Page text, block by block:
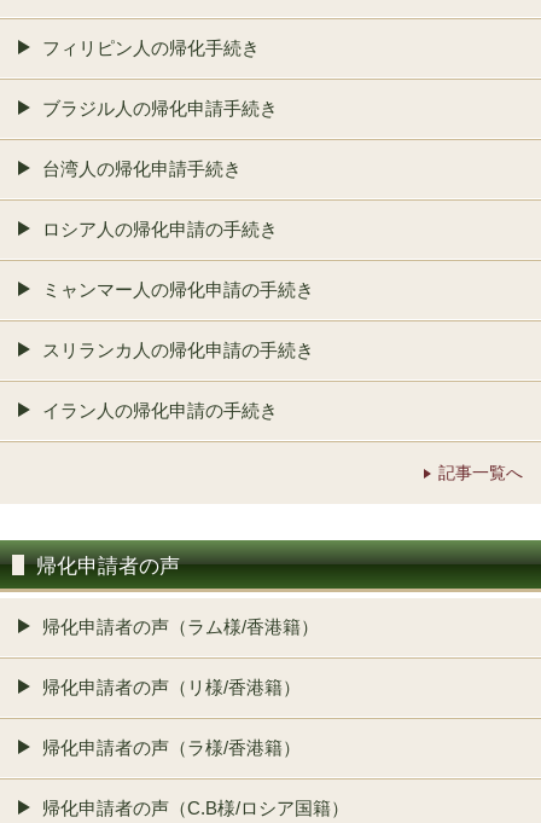
フィリピン人の帰化手続き
ブラジル人の帰化申請手続き
台湾人の帰化申請手続き
ロシア人の帰化申請の手続き
ミャンマー人の帰化申請の手続き
スリランカ人の帰化申請の手続き
イラン人の帰化申請の手続き
記事一覧へ
帰化申請者の声
帰化申請者の声（ラム様/香港籍）
帰化申請者の声（リ様/香港籍）
帰化申請者の声（ラ様/香港籍）
帰化申請者の声（C.B様/ロシア国籍）